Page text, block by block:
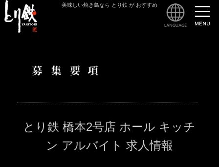
美味しい焼き鳥なら とり鉄 が おすすめ
とり鉄
とり鉄 橋本2号店 ホール キッチ
ン アルバイト 求人情報